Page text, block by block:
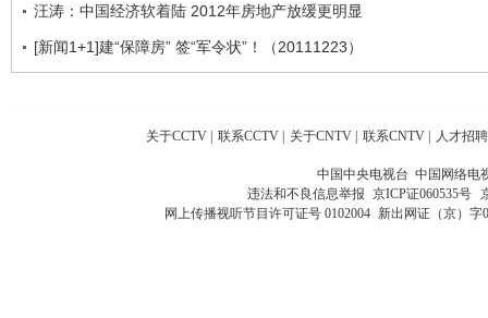
汪涛：中国经济软着陆 2012年房地产放缓更明显
[新闻1+1]建“保障房” 签“军令状”！（20111223）
关于CCTV | 联系CCTV | 关于CNTV | 联系CNTV | 人才招聘
中国中央电视台 中国网络电
违法和不良信息举报 京ICP证060535号
网上传播视听节目许可证号 0102004 新出网证（京）